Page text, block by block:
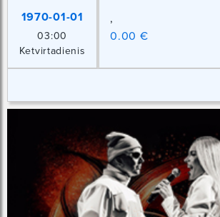
1970-01-01
03:00
Ketvirtadienis
,
0.00 €